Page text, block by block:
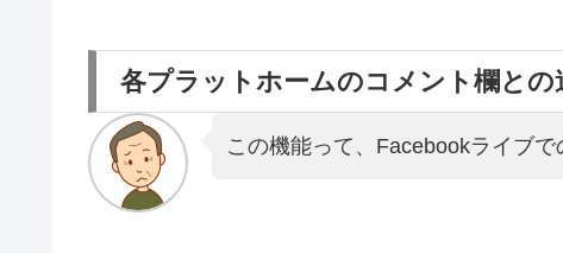
各プラットホームのコメント欄との
この機能って、Facebookライブ